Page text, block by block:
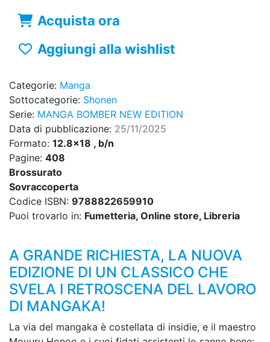
Acquista ora
Aggiungi alla wishlist
Categorie: Manga
Sottocategorie: Shonen
Serie: MANGA BOMBER NEW EDITION
Data di pubblicazione: 25/11/2025
Formato: 12.8x18 , b/n
Pagine: 408
Brossurato
Sovraccoperta
Codice ISBN: 9788822659910
Puoi trovarlo in: Fumetteria, Online store, Libreria
A GRANDE RICHIESTA, LA NUOVA
EDIZIONE DI UN CLASSICO CHE
SVELA I RETROSCENA DEL LAVORO
DI MANGAKA!
La via del mangaka è costellata di insidie, e il maestro